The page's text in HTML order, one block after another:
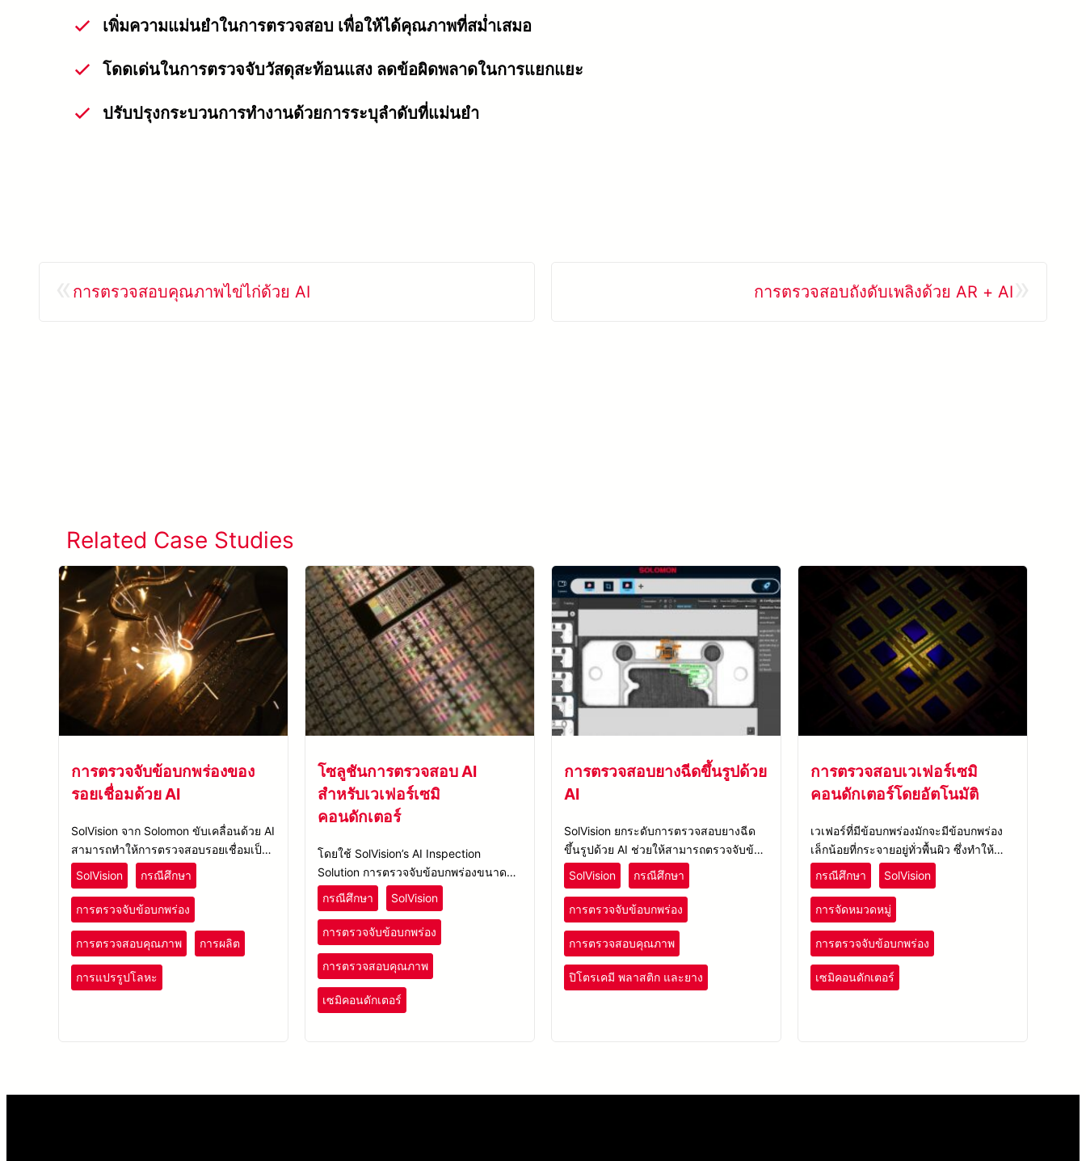
เพิ่มความแม่นยำในการตรวจสอบ เพื่อให้ได้คุณภาพที่สม่ำเสมอ
โดดเด่นในการตรวจจับวัสดุสะท้อนแสง ลดข้อผิดพลาดในการแยกแยะ
ปรับปรุงกระบวนการทำงานด้วยการระบุลำดับที่แม่นยำ
การตรวจสอบคุณภาพไข่ไก่ด้วย AI การตรวจสอบถังดับเพลิงด้วย AR + AI
Related Case Studies
การตรวจจับข้อบกพร่องของ
รอยเชื่อมด้วย AI
SolVision จาก Solomon ขับเคลื่อนด้วย AI
สามารถทำให้การตรวจสอบรอยเชื่อมเป็น
แบบอัตโนมัติ โดยเรียนรู้รูปร่างและ
ลักษณะของรอยเชื่อมจากภาพตัวอย่าง
SolVision กรณีศึกษา
การตรวจจับข้อบกพร่อง
การตรวจสอบคุณภาพ การผลิต
การแปรรูปโลหะ
โซลูชันการตรวจสอบ AI
สำหรับเวเฟอร์เซมิ
คอนดักเตอร์
โดยใช้ SolVision’s AI Inspection
Solution การตรวจจับข้อบกพร่องขนาด
เล็ก เช่น รอยขีดข่วนละเอียด สามารถระบุ
และทำเครื่องหมายในภาพตัวอย่างเพื่อฝึก
โมเดล AI ได้
กรณีศึกษา SolVision
การตรวจจับข้อบกพร่อง
การตรวจสอบคุณภาพ
เซมิคอนดักเตอร์
การตรวจสอบยางฉีดขึ้นรูปด้วย
AI
SolVision ยกระดับการตรวจสอบยางฉีด
ขึ้นรูปด้วย AI ช่วยให้สามารถตรวจจับข้อ
บกพร่องได้อย่างแม่นยำ และควบคุม
คุณภาพได้ดีขึ้น
SolVision กรณีศึกษา
การตรวจจับข้อบกพร่อง
การตรวจสอบคุณภาพ
ปิโตรเคมี พลาสติก และยาง
การตรวจสอบเวเฟอร์เซมิ
คอนดักเตอร์โดยอัตโนมัติ
เวเฟอร์ที่มีข้อบกพร่องมักจะมีข้อบกพร่อง
เล็กน้อยที่กระจายอยู่ทั่วพื้นผิว ซึ่งทำให้
ระบบ AOI ไม่สามารถตั้งกฎสำหรับการ
ตรวจสอบที่มีประสิทธิภาพได้
กรณีศึกษา SolVision
การจัดหมวดหมู่
การตรวจจับข้อบกพร่อง
เซมิคอนดักเตอร์